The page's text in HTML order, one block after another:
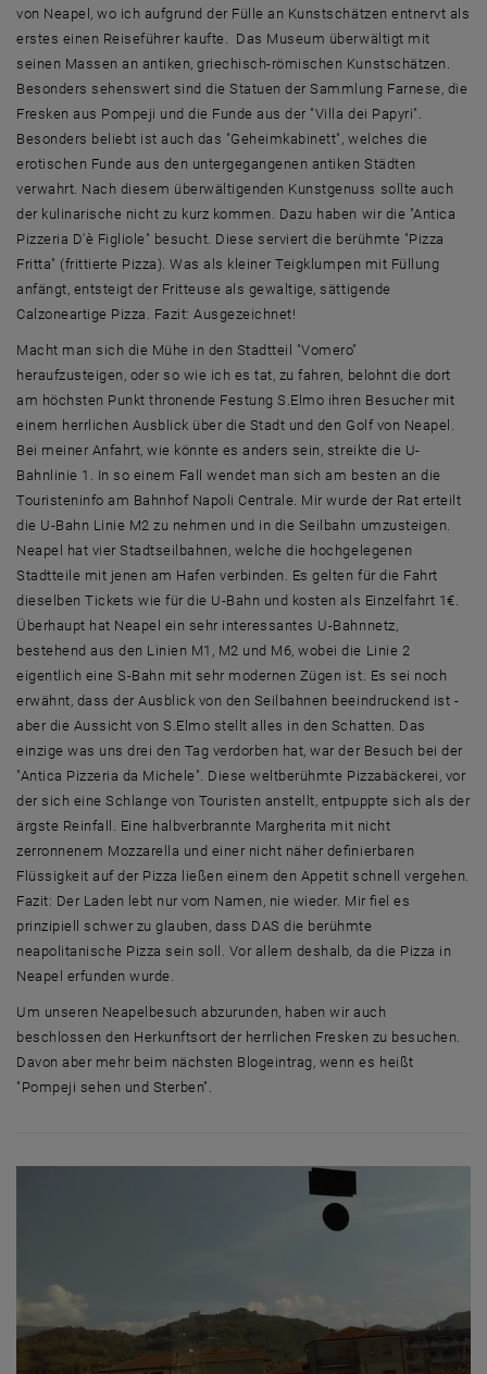
von Neapel, wo ich aufgrund der Fülle an Kunstschätzen entnervt als
erstes einen Reiseführer kaufte. Das Museum überwältigt mit
seinen Massen an antiken, griechisch-römischen Kunstschätzen.
Besonders sehenswert sind die Statuen der Sammlung Farnese, die
Fresken aus Pompeji und die Funde aus der "Villa dei Papyri".
Besonders beliebt ist auch das "Geheimkabinett", welches die
erotischen Funde aus den untergegangenen antiken Städten
verwahrt. Nach diesem überwältigenden Kunstgenuss sollte auch
der kulinarische nicht zu kurz kommen. Dazu haben wir die "Antica
Pizzeria D'è Figliole" besucht. Diese serviert die berühmte "Pizza
Fritta" (frittierte Pizza). Was als kleiner Teigklumpen mit Füllung
anfängt, entsteigt der Fritteuse als gewaltige, sättigende
Calzoneartige Pizza. Fazit: Ausgezeichnet!
Macht man sich die Mühe in den Stadtteil "Vomero"
heraufzusteigen, oder so wie ich es tat, zu fahren, belohnt die dort
am höchsten Punkt thronende Festung S.Elmo ihren Besucher mit
einem herrlichen Ausblick über die Stadt und den Golf von Neapel.
Bei meiner Anfahrt, wie könnte es anders sein, streikte die U-
Bahnlinie 1. In so einem Fall wendet man sich am besten an die
Touristeninfo am Bahnhof Napoli Centrale. Mir wurde der Rat erteilt
die U-Bahn Linie M2 zu nehmen und in die Seilbahn umzusteigen.
Neapel hat vier Stadtseilbahnen, welche die hochgelegenen
Stadtteile mit jenen am Hafen verbinden. Es gelten für die Fahrt
dieselben Tickets wie für die U-Bahn und kosten als Einzelfahrt 1€.
Überhaupt hat Neapel ein sehr interessantes U-Bahnnetz,
bestehend aus den Linien M1, M2 und M6, wobei die Linie 2
eigentlich eine S-Bahn mit sehr modernen Zügen ist. Es sei noch
erwähnt, dass der Ausblick von den Seilbahnen beeindruckend ist -
aber die Aussicht von S.Elmo stellt alles in den Schatten. Das
einzige was uns drei den Tag verdorben hat, war der Besuch bei der
"Antica Pizzeria da Michele". Diese weltberühmte Pizzabäckerei, vor
der sich eine Schlange von Touristen anstellt, entpuppte sich als der
ärgste Reinfall. Eine halbverbrannte Margherita mit nicht
zerronnenem Mozzarella und einer nicht näher definierbaren
Flüssigkeit auf der Pizza ließen einem den Appetit schnell vergehen.
Fazit: Der Laden lebt nur vom Namen, nie wieder. Mir fiel es
prinzipiell schwer zu glauben, dass DAS die berühmte
neapolitanische Pizza sein soll. Vor allem deshalb, da die Pizza in
Neapel erfunden wurde.
Um unseren Neapelbesuch abzurunden, haben wir auch
beschlossen den Herkunftsort der herrlichen Fresken zu besuchen.
Davon aber mehr beim nächsten Blogeintrag, wenn es heißt
"Pompeji sehen und Sterben".